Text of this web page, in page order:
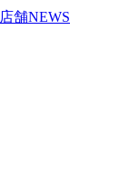
店舗NEWS